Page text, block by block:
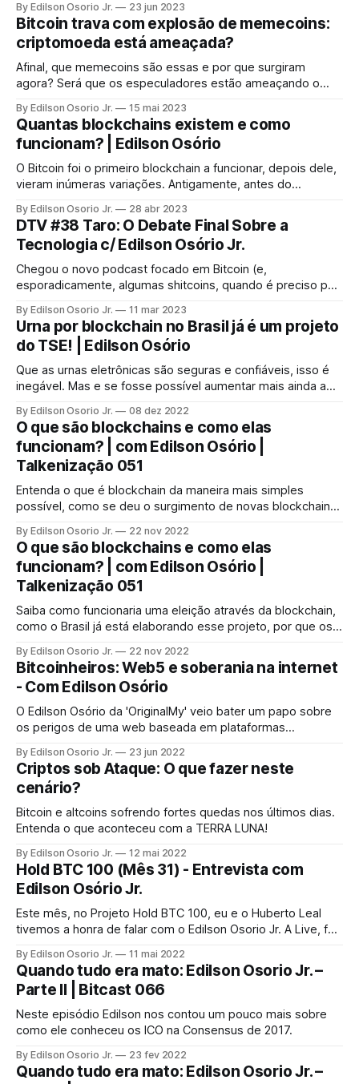
transações.
By Edilson Osorio Jr. 23 jun 2023
Bitcoin trava com explosão de memecoins:
criptomoeda está ameaçada?
Afinal, que memecoins são essas e por que surgiram
agora? Será que os especuladores estão ameaçando o
a essas e outras questões, o Cripto+ desta segunda-feira
(15) conversa com Edilson Osorio, engenheiro blockchain e
fundador da OriginalMy.
By Edilson Osorio Jr. 15 mai 2023
Quantas blockchains existem e como
funcionam? | Edilson Osório
O Bitcoin foi o primeiro blockchain a funcionar, depois dele,
vieram inúmeras variações. Antigamente, antes do
programadores faziam cópias do blockchain do Bitcoin com
uma ou outra funcionalidade e as colocavam pra rodar.
By Edilson Osorio Jr. 28 abr 2023
DTV #38 Taro: O Debate Final Sobre a
Tecnologia c/ Edilson Osório Jr.
Chegou o novo podcast focado em Bitcoin (e,
esporadicamente, algumas shitcoins, quando é preciso pôr
episódio temos um convidado muito especial, Edilson
Osório Jr.
By Edilson Osorio Jr. 11 mar 2023
Urna por blockchain no Brasil já é um projeto
do TSE! | Edilson Osório
Que as urnas eletrônicas são seguras e confiáveis, isso é
inegável. Mas e se fosse possível aumentar mais ainda a
By Edilson Osorio Jr. 08 dez 2022
O que são blockchains e como elas
funcionam? | com Edilson Osório |
Talkenização 051
Entenda o que é blockchain da maneira mais simples
possível, como se deu o surgimento de novas blockchains
entre elas e a importância da descentralização.
By Edilson Osorio Jr. 22 nov 2022
O que são blockchains e como elas
funcionam? | com Edilson Osório |
Talkenização 051
Saiba como funcionaria uma eleição através da blockchain,
como o Brasil já está elaborando esse projeto, por que os
de outras aplicações
By Edilson Osorio Jr. 22 nov 2022
Bitcoinheiros: Web5 e soberania na internet
- Com Edilson Osório
O Edilson Osório da 'OriginalMy' veio bater um papo sobre
os perigos de uma web baseada em plataformas
um novo caminho com soberania sobre dados e identidade
na internet.
By Edilson Osorio Jr. 23 jun 2022
Criptos sob Ataque: O que fazer neste
cenário?
Bitcoin e altcoins sofrendo fortes quedas nos últimos dias.
Entenda o que aconteceu com a TERRA LUNA!
By Edilson Osorio Jr. 12 mai 2022
Hold BTC 100 (Mês 31) - Entrevista com
Edilson Osório Jr.
Este mês, no Projeto Hold BTC 100, eu e o Huberto Leal
tivemos a honra de falar com o Edilson Osorio Jr. A Live, foi
By Edilson Osorio Jr. 11 mai 2022
Quando tudo era mato: Edilson Osorio Jr. –
Parte II | Bitcast 066
Neste episódio Edilson nos contou um pouco mais sobre
como ele conheceu os ICO na Consensus de 2017.
By Edilson Osorio Jr. 23 fev 2022
Quando tudo era mato: Edilson Osorio Jr. –